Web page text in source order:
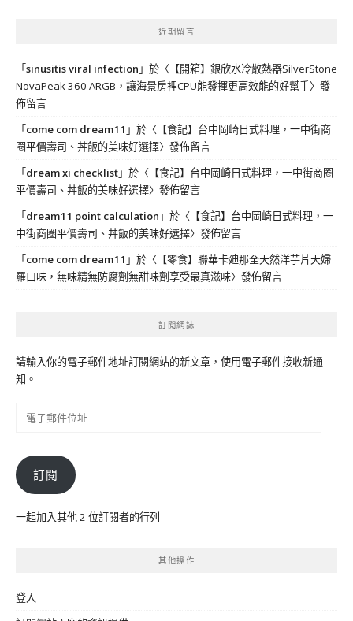
近期留言
「sinusitis viral infection 」於〈 【開箱】銀欣水冷散熱器SilverStone
NovaPeak 360 ARGB，讓海景房裡CPU能發揮更高效能的好幫手〉發
佈留言
「come com dream11 」於〈 【食記】台中岡崎日式料理，一中街商
圈平價壽司、丼飯的美味好選擇〉發佈留言
「dream xi checklist」於〈 【食記】台中岡崎日式料理，一中街商圈
平價壽司、丼飯的美味好選擇〉發佈留言
「dream11 point calculation 」於〈 【食記】台中岡崎日式料理，一
中街商圈平價壽司、丼飯的美味好選擇〉發佈留言
「come com dream11 」於〈 【零食】聯華卡廸那全天然洋芋片天婦
羅口味，無味精無防腐劑無甜味劑享受最真滋味〉發佈留言
訂閱網誌
請輸入你的電子郵件地址訂閱網站的新文章，使用電子郵件接收新通
知。
件
位
訂閱
一起加入其他 2 位訂閱者的行列
其他操作
登入